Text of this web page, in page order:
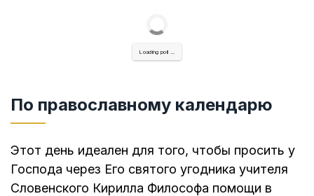
Loading poll ...
По православному календарю
Этот день идеален для того, чтобы просить у
Господа через Его святого угодника учителя
Словенского Кирилла Философа помощи в